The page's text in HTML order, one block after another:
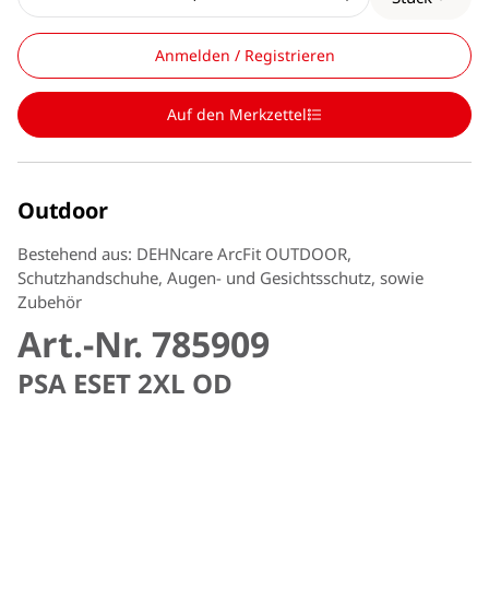
Anmelden / Registrieren
Auf den Merkzettel
Outdoor
Bestehend aus: DEHNcare ArcFit OUTDOOR,
Schutzhandschuhe, Augen- und Gesichtsschutz, sowie
Zubehör
Art.-Nr. 785909
PSA ESET 2XL OD